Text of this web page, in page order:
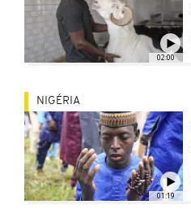
02:00
01:19
NIGÉRIA